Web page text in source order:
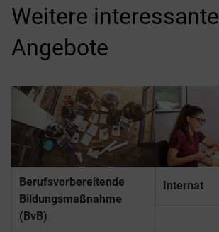
Weitere interessante
Angebote
Berufs­­vorbereitende
Bildungs­­maßnahme
(BvB)
Internat